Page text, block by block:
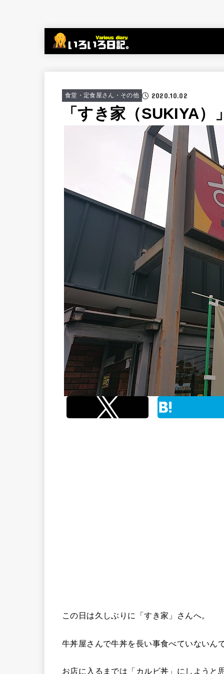
食堂・定食屋さん・その他 2020.10.02
「すき家（SUKIYA
この日は久しぶりに「すき家」さんへ。
牛丼屋さんで牛丼を長い事食べていないん
お店に入るまでは「カルビ丼」にしようと